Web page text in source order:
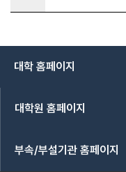
대학 홈페이지
대학원 홈페이지
부속/부설기관 홈페이지